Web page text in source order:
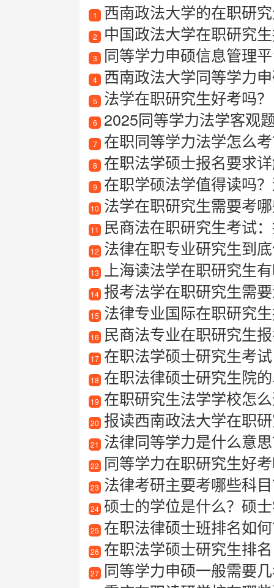
1 西南政法大学的在职研
2 中国政法大学在职研究
3 同等学力申硕信息管理
4 西南政法大学同等学力
5 法学在职研究生好考吗？
6 2025同等学力法学客观
7 在职同等学力法学怎么
8 在职法学硕士报名要求
9 在职学硕法学值得读吗
10 法学在职研究生需要考
11 民商法在职研究生考试
12 法律在职专业研究生到底
13 上海读法学在职研究生有哪
14 报考法学在职研究生需
15 法律专业国际在职研究
16 民商法专业在职研究生
17 在职法学硕士研究生考试
18 在职法律硕士研究生院
19 在职研究生法学学校怎
20 报读西南政法大学在职研
21 法律同等学力是什么意
22 同等学力在职研究生好
23 法律考研主要考哪些科
24 硕士的学位是什么？硕
25 在职法律硕士班排名如
26 在职法学硕士研究生排名
27 同等学力申硕一般需要